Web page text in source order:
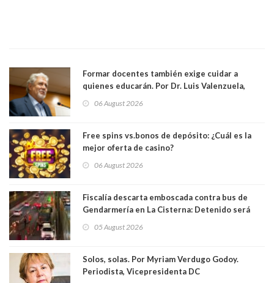
Formar docentes también exige cuidar a
quienes educarán. Por Dr. Luis Valenzuela,
Académicos U. Católica Silva Henríquez
06 August 2026
Free spins vs.bonos de depósito: ¿Cuál es la
mejor oferta de casino?
06 August 2026
Fiscalía descarta emboscada contra bus de
Gendarmería en La Cisterna: Detenido será
05 August 2026
Solos, solas. Por Myriam Verdugo Godoy.
Periodista, Vicepresidenta DC